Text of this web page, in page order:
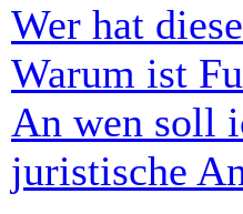
Wer hat
Warum ist
An wen soll
juristische